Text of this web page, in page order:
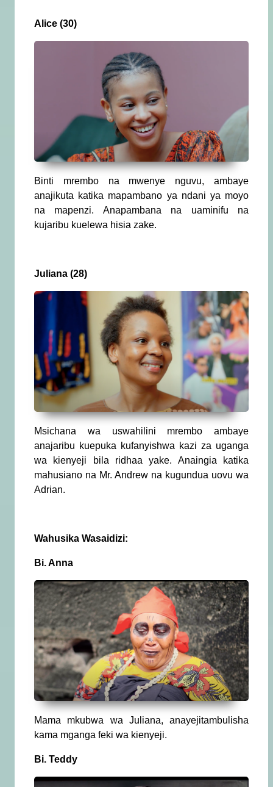
Alice (30)
Binti mrembo na mwenye nguvu, ambaye
anajikuta katika mapambano ya ndani ya moyo
na mapenzi. Anapambana na uaminifu na
kujaribu kuelewa hisia zake.
Juliana (28)
Msichana wa uswahilini mrembo ambaye
anajaribu kuepuka kufanyishwa kazi za uganga
wa kienyeji bila ridhaa yake. Anaingia katika
mahusiano na Mr. Andrew na kugundua uovu wa
Adrian.
Wahusika Wasaidizi:
Bi. Anna
Mama mkubwa wa Juliana, anayejitambulisha
kama mganga feki wa kienyeji.
Bi. Teddy